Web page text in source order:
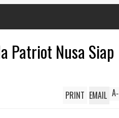
Patriot Nusa Siap
A-
PRINT EMAIL